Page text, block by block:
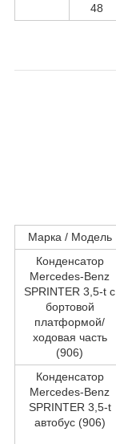
48
Марка / Модель
Конденсатор
Mercedes-Benz
SPRINTER 3,5-t c
бортовой
платформой/
ходовая часть
(906)
Конденсатор
Mercedes-Benz
SPRINTER 3,5-t
автобус (906)